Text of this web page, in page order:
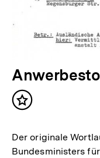
Inhalt
Der originale
Bundesministers